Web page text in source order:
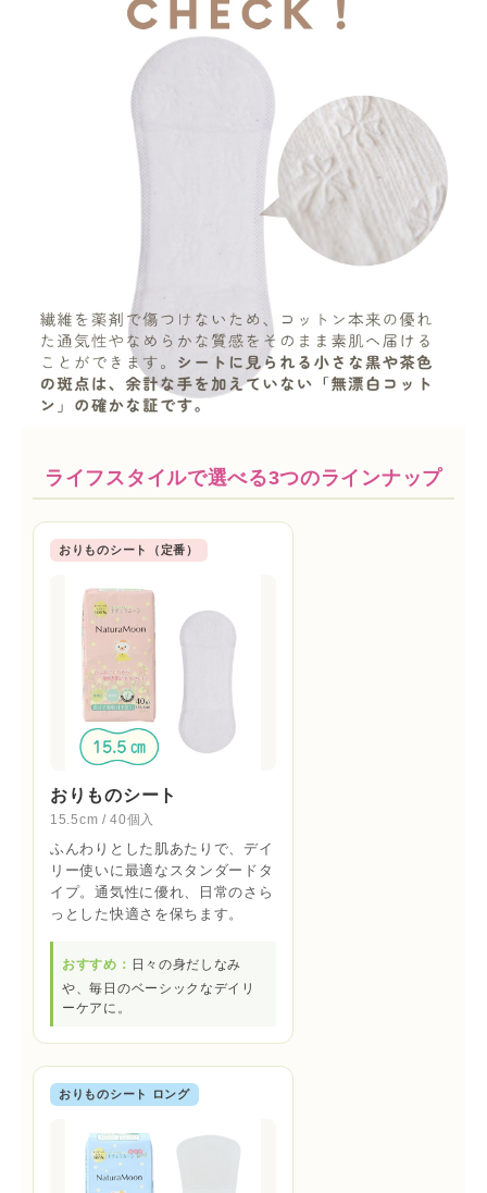
ライフスタイルで選べる3つのラインナップ
おりものシート（定番）
おりものシート
15.5cm / 40個入
ふんわりとした肌あたりで、デイ
リー使いに最適なスタンダードタ
イプ。通気性に優れ、日常のさら
っとした快適さを保ちます。
おすすめ： 日々の身だしなみ
や、毎日のベーシックなデイリ
ーケアに。
おりものシート ロング